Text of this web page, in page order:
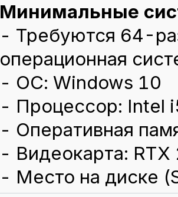
Минимальные
- Требуются 64-
операционная
- ОС: Windows 10
- Процессор: Intel
- Оперативная
- Видеокарта:
- Место на диске